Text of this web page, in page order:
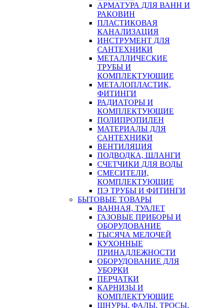
АРМАТУРА ДЛЯ ВАНН И
РАКОВИН
ПЛАСТИКОВАЯ
КАНАЛИЗАЦИЯ
ИНСТРУМЕНТ ДЛЯ
САНТЕХНИКИ
МЕТАЛЛИЧЕСКИЕ
ТРУБЫ И
КОМПЛЕКТУЮЩИЕ
МЕТАЛОПЛАСТИК,
ФИТИНГИ
РАДИАТОРЫ И
КОМПЛЕКТУЮЩИЕ
ПОЛИПРОПИЛЕН
МАТЕРИАЛЫ ДЛЯ
САНТЕХНИКИ
ВЕНТИЛЯЦИЯ
ПОДВОДКА, ШЛАНГИ
СЧЕТЧИКИ ДЛЯ ВОДЫ
СМЕСИТЕЛИ,
КОМПЛЕКТУЮЩИЕ
ПЭ ТРУБЫ И ФИТИНГИ
БЫТОВЫЕ ТОВАРЫ
ВАННАЯ, ТУАЛЕТ
ГАЗОВЫЕ ПРИБОРЫ И
ОБОРУДОВАНИЕ
ТЫСЯЧА МЕЛОЧЕЙ
КУХОННЫЕ
ПРИНАДЛЕЖНОСТИ
ОБОРУДОВАНИЕ ДЛЯ
УБОРКИ
ПЕРЧАТКИ
КАРНИЗЫ И
КОМПЛЕКТУЮЩИЕ
ШНУРЫ, ФАЛЫ, ТРОСЫ,